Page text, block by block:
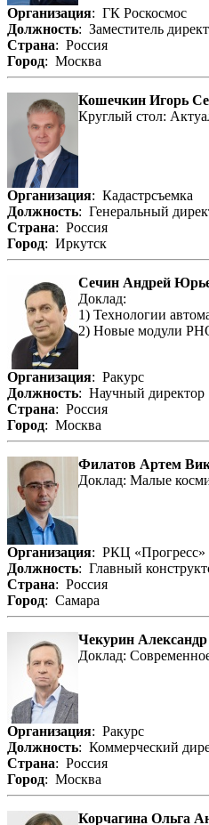
Организация: ГК Роскосмос
Должность: Заместитель
Страна: Россия
Город: Москва
Кошечкин Игорь
Круглый стол:
Организация: Кадастрсъемка
Должность: Генеральный
Страна: Россия
Город: Иркутск
Сечин Андрей
Доклад:
1) Технологии
2) Новые модули
Организация: Ракурс
Должность: Научный директор
Страна: Россия
Город: Москва
Филатов Артем
Доклад: Малые
Организация: РКЦ «Прогресс»
Должность: Главный
Страна: Россия
Город: Самара
Чекурин
Доклад:
Организация: Ракурс
Должность: Коммерческий
Страна: Россия
Город: Москва
Корчагина Ольга